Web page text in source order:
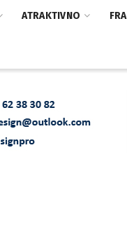
ATRAKTIVNO